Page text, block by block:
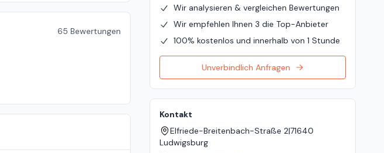
65 Bewertungen
Wir analysieren & vergleichen Bewertungen
Wir empfehlen Ihnen 3 die Top-Anbieter
100% kostenlos und innerhalb von 1 Stunde
Unverbindlich Anfragen
Kontakt
Elfriede-Breitenbach-Straße 2|71640
Ludwigsburg